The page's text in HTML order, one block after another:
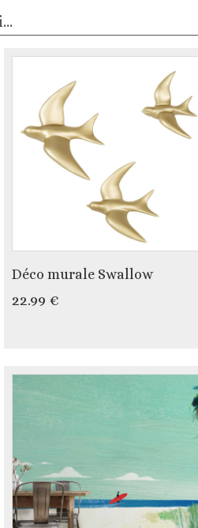
Déco murale Swallow
22.99 €